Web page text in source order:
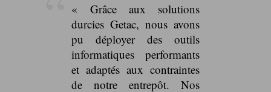
« Grâce aux solutions
durcies Getac, nous avons
pu déployer des outils
informatiques performants
et adaptés aux contraintes
de notre entrepôt. Nos